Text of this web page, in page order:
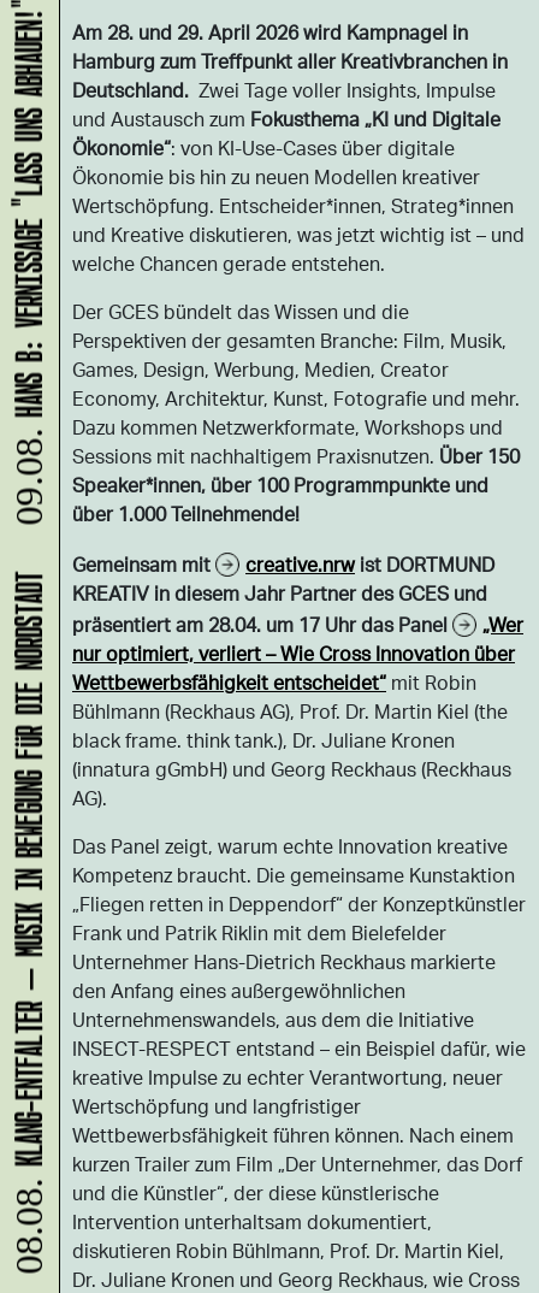
Am 28. und 29. April 2026 wird Kampnagel in
Hamburg zum Treffpunkt aller Kreativbranchen in
Deutschland. Zwei Tage voller Insights, Impulse
und Austausch zum Fokusthema „KI und Digitale
Ökonomie“: von KI-Use-Cases über digitale
Ökonomie bis hin zu neuen Modellen kreativer
Wertschöpfung. Entscheider*innen, Strateg*innen
und Kreative diskutieren, was jetzt wichtig ist – und
welche Chancen gerade entstehen.
Der GCES bündelt das Wissen und die
Perspektiven der gesamten Branche: Film, Musik,
Games, Design, Werbung, Medien, Creator
Economy, Architektur, Kunst, Fotografie und mehr.
Dazu kommen Netzwerkformate, Workshops und
Sessions mit nachhaltigem Praxisnutzen. Über 150
Speaker*innen, über 100 Programmpunkte und
über 1.000 Teilnehmende!
Gemeinsam mit
creative.nrwist DORTMUND
KREATIV in diesem Jahr Partner des GCES und
präsentiert am 28.04. um 17 Uhr das Panel
„Wer
nur optimiert, verliert – Wie Cross Innovation über
Wettbewerbsfähigkeit entscheidet“ mit Robin
Bühlmann (Reckhaus AG), Prof. Dr. Martin Kiel (the
black frame. think tank.), Dr. Juliane Kronen
(innatura gGmbH) und Georg Reckhaus (Reckhaus
AG).
Das Panel zeigt, warum echte Innovation kreative
Kompetenz braucht. Die gemeinsame Kunstaktion
„Fliegen retten in Deppendorf“ der Konzeptkünstler
Frank und Patrik Riklin mit dem Bielefelder
Unternehmer Hans-Dietrich Reckhaus markierte
den Anfang eines außergewöhnlichen
Unternehmenswandels, aus dem die Initiative
INSECT-RESPECT entstand – ein Beispiel dafür, wie
kreative Impulse zu echter Verantwortung, neuer
Wertschöpfung und langfristiger
Wettbewerbsfähigkeit führen können. Nach einem
kurzen Trailer zum Film „Der Unternehmer, das Dorf
und die Künstler“, der diese künstlerische
Intervention unterhaltsam dokumentiert,
diskutieren Robin Bühlmann, Prof. Dr. Martin Kiel,
Dr. Juliane Kronen und Georg Reckhaus, wie Cross
08.08.
KLANG-ENTFALTER – MUSIK IN BEWEGUNG FÜR DIE NORDSTADT
09.08.
HANS B: VERNISSAGE "LASS UNS ABHAUEN!"